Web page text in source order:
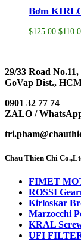
Bơm
$125.00 $
29/33 Road
GoVap Dist.,
0901 32 77 74
ZALO /
Chau Thien Chi
FIMET
ROSSI
Kirloskar
Marzocchi
KRAL
UFI